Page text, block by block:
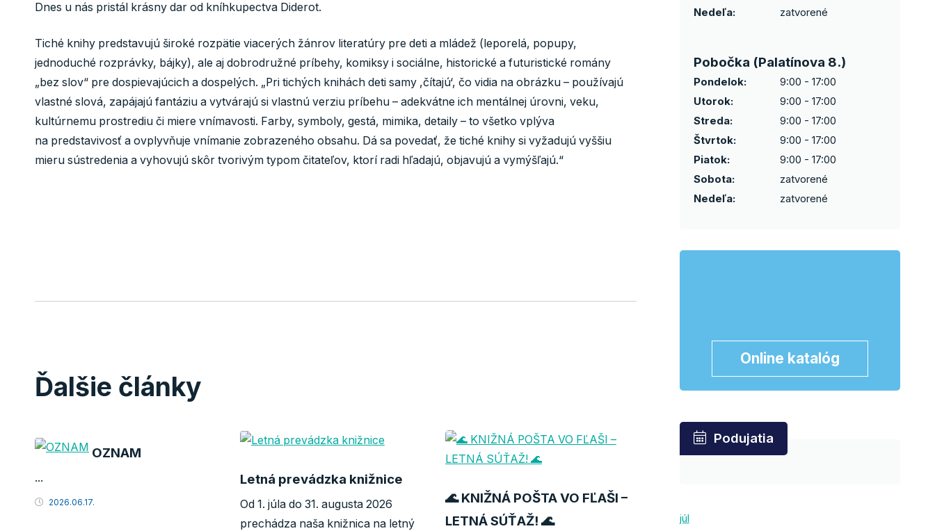
Dnes u nás pristál krásny dar od kníhkupectva Diderot.
Tiché knihy predstavujú široké rozpätie viacerých žánrov literatúry pre deti a mládež (leporelá, popupy,
jednoduché rozprávky, bájky), ale aj dobrodružné príbehy, komiksy i sociálne, historické a futuristické romány
„bez slov“ pre dospievajúcich a dospelých. „Pri tichých knihách deti samy ,čítajú‘, čo vidia na obrázku – používajú
vlastné slová, zapájajú fantáziu a vytvárajú si vlastnú verziu príbehu – adekvátne ich mentálnej úrovni, veku,
kultúrnemu prostrediu či miere vnímavosti. Farby, symboly, gestá, mimika, detaily – to všetko vplýva
na predstavivosť a ovplyvňuje vnímanie zobrazeného obsahu. Dá sa povedať, že tiché knihy si vyžadujú vyššiu
mieru sústredenia a vyhovujú skôr tvorivým typom čitateľov, ktorí radi hľadajú, objavujú a vymýšľajú.“
Ďalšie články
OZNAM
...
2026.06.17.
Letná prevádzka knižnice
Od 1. júla do 31. augusta 2026
prechádza naša knižnica na letný
🌊 KNIŽNÁ POŠTA VO FĽAŠI –
LETNÁ SÚŤAŽ! 🌊
Nedeľa:
zatvorené
Pobočka (Palatínova 8.)
Pondelok:
9:00 - 17:00
Utorok:
9:00 - 17:00
Streda:
9:00 - 17:00
Štvrtok:
9:00 - 17:00
Piatok:
9:00 - 17:00
Sobota:
zatvorené
Nedeľa:
zatvorené
Online katalóg
Podujatia
júl